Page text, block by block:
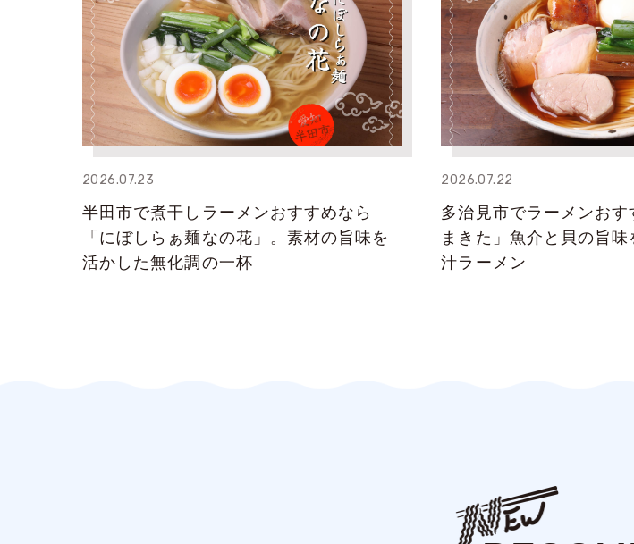
2026.07.23
半田市で煮干しラーメンおすすめなら
「にぼしらぁ麺なの花」。素材の旨味を
活かした無化調の一杯
2026.07.22
多治見市でラーメンおす
まきた」魚介と貝の旨
汁ラーメン